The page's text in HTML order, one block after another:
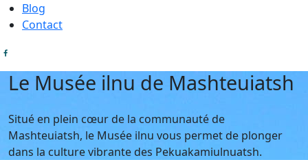
Blog
Contact
Le Musée ilnu de Mashteuiatsh
Situé en plein cœur de la communauté de
Mashteuiatsh, le Musée ilnu vous permet de plonger
dans la culture vibrante des Pekuakamiulnuatsh.